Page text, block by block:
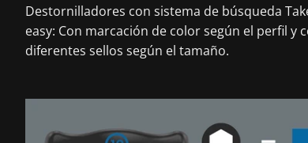
Destornilladores con sistema de búsqueda
easy: Con marcación de color según el perfil y
diferentes sellos según el tamaño.